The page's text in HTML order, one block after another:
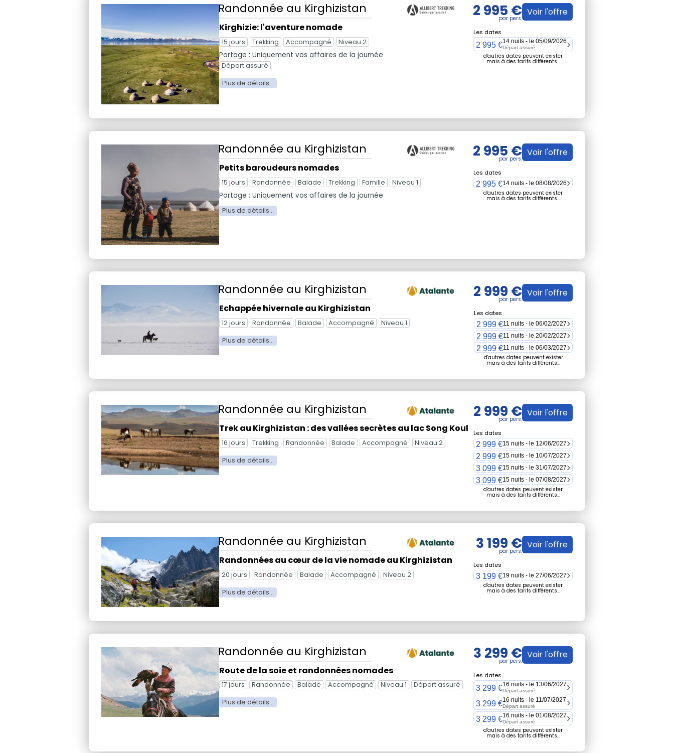
Randonnée au Kirghizistan
Kirghizie: l'aventure nomade
15 jours Trekking Accompagné Niveau 2
Portage : Uniquement vos affaires de la journée
Départ assuré
2 995 € Voir l'offre
Les dates
2 995 €14 nuits - le 05/09/2026
Départ assuré
d'autres dates peuvent exister
mais à des tarifs différents...
Randonnée au Kirghizistan
Petits baroudeurs nomades
15 jours Randonnée Balade Trekking Famille Niveau 1
Portage : Uniquement vos affaires de la journée
2 995 € Voir l'offre
Les dates
2 995 €14 nuits - le 08/08/2026
d'autres dates peuvent exister
mais à des tarifs différents...
Randonnée au Kirghizistan
Echappée hivernale au Kirghizistan
12 jours Randonnée Balade Accompagné Niveau 1
2 999 € Voir l'offre
Les dates
2 999 €11 nuits - le 06/02/2027
2 999 €11 nuits - le 20/02/2027
2 999 €11 nuits - le 06/03/2027
d'autres dates peuvent exister
mais à des tarifs différents...
Randonnée au Kirghizistan
Trek au Kirghizistan : des vallées secrètes au lac Song Koul
16 jours Trekking Randonnée Balade Accompagné Niveau 2
2 999 € Voir l'offre
Les dates
2 999 €15 nuits - le 12/06/2027
2 999 €15 nuits - le 10/07/2027
3 099 €15 nuits - le 31/07/2027
3 099 €15 nuits - le 07/08/2027
d'autres dates peuvent exister
mais à des tarifs différents...
Randonnée au Kirghizistan
Randonnées au cœur de la vie nomade au Kirghizistan
20 jours Randonnée Balade Accompagné Niveau 2
3 199 € Voir l'offre
Les dates
3 199 €19 nuits - le 27/06/2027
d'autres dates peuvent exister
mais à des tarifs différents...
Randonnée au Kirghizistan
Route de la soie et randonnées nomades
17 jours Randonnée Balade Accompagné Niveau 1 Départ assuré
3 299 € Voir l'offre
Les dates
3 299 €16 nuits - le 13/06/2027
Départ assuré
3 299 €16 nuits - le 11/07/2027
Départ assuré
3 299 €16 nuits - le 01/08/2027
Départ assuré
d'autres dates peuvent exister
mais à des tarifs différents...